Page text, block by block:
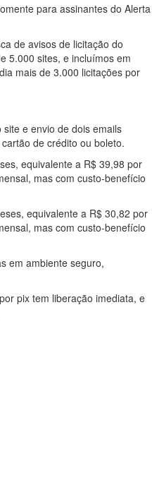
para assinantes do Alerta
de avisos de licitação do
5.000 sites, e incluímos em
mais de 3.000 licitações por
site e envio de dois emails
de crédito ou boleto.
equivalente a R$ 39,98 por
mas com custo-benefício
equivalente a R$ 30,82 por
mas com custo-benefício
em ambiente seguro,
pix tem liberação imediata, e